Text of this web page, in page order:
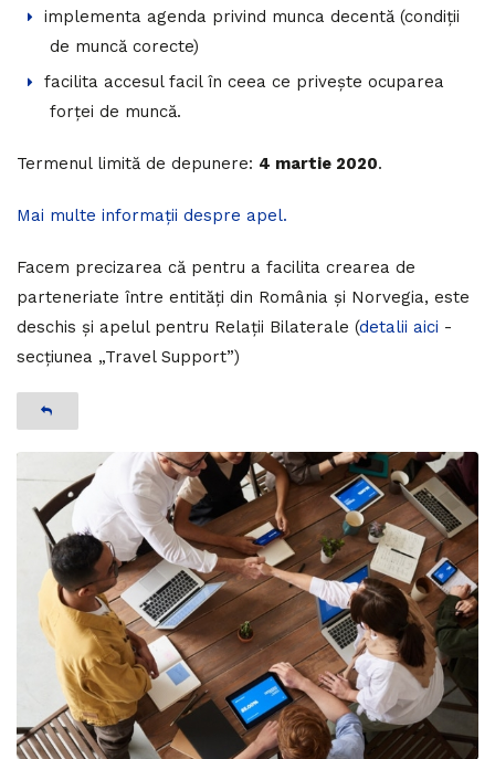
implementa agenda privind munca decentă (condiții
de muncă corecte)
facilita accesul facil în ceea ce privește ocuparea
forței de muncă.
Termenul limită de depunere: 4 martie 2020.
Mai multe informații despre apel.
Facem precizarea că pentru a facilita crearea de
parteneriate între entități din România și Norvegia, este
deschis și apelul pentru Relații Bilaterale (detalii aici -
secțiunea „Travel Support”)